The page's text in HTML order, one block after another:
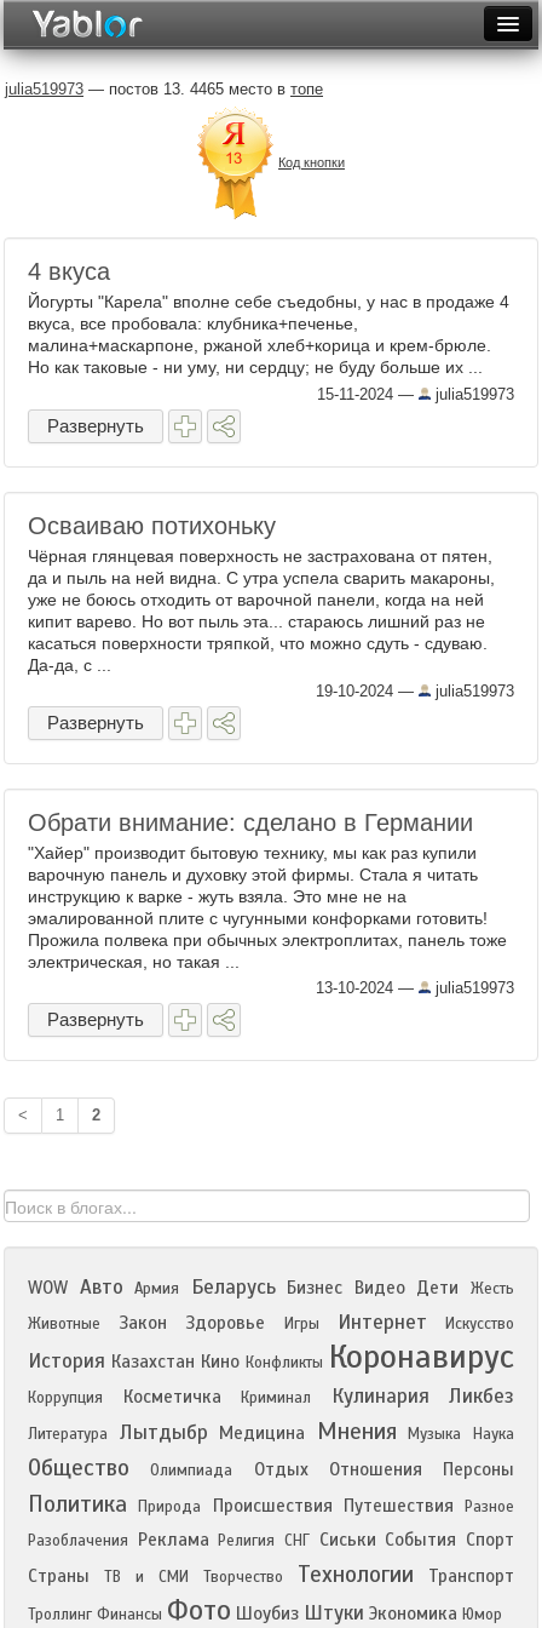
Неделя
Месяц
Рейтинги
Фототоп
Видеотоп
julia519973 — постов 13. 4465 место в топе
Код кнопки
4 вкуса
Йогурты "Карела" вполне себе съедобны, у нас в продаже 4
вкуса, все пробовала: клубника+печенье,
малина+маскарпоне, ржаной хлеб+корица и крем-брюле.
Но как таковые - ни уму, ни сердцу; не буду больше их ...
15-11-2024 — julia519973
Развернуть
Осваиваю потихоньку
Чёрная глянцевая поверхность не застрахована от пятен,
да и пыль на ней видна. С утра успела сварить макароны,
уже не боюсь отходить от варочной панели, когда на ней
кипит варево. Но вот пыль эта... стараюсь лишний раз не
касаться поверхности тряпкой, что можно сдуть - сдуваю.
Да-да, с ...
19-10-2024 — julia519973
Развернуть
Обрати внимание: сделано в Германии
"Хайер" производит бытовую технику, мы как раз купили
варочную панель и духовку этой фирмы. Стала я читать
инструкцию к варке - жуть взяла. Это мне не на
эмалированной плите с чугунными конфорками готовить!
Прожила полвека при обычных электроплитах, панель тоже
электрическая, но такая ...
13-10-2024 — julia519973
Развернуть
< 1 2
WOW Авто Армия Беларусь Бизнес Видео Дети
Жесть
Животные
Закон Здоровье Игры Интернет Искусство
История Казахстан Кино Конфликты Коронавирус
Коррупция Косметичка Криминал Кулинария Ликбез
Литература Лытдыбр Медицина Мнения Музыка Наука
Общество Олимпиада Отдых Отношения Персоны
Политика Природа Происшествия Путешествия
Разное
Разоблачения
Реклама Религия СНГ Сиськи События Спорт
Страны
ТВ и СМИ Творчество Технологии Транспорт
Троллинг Финансы Фото Шоубиз Штуки Экономика Юмор